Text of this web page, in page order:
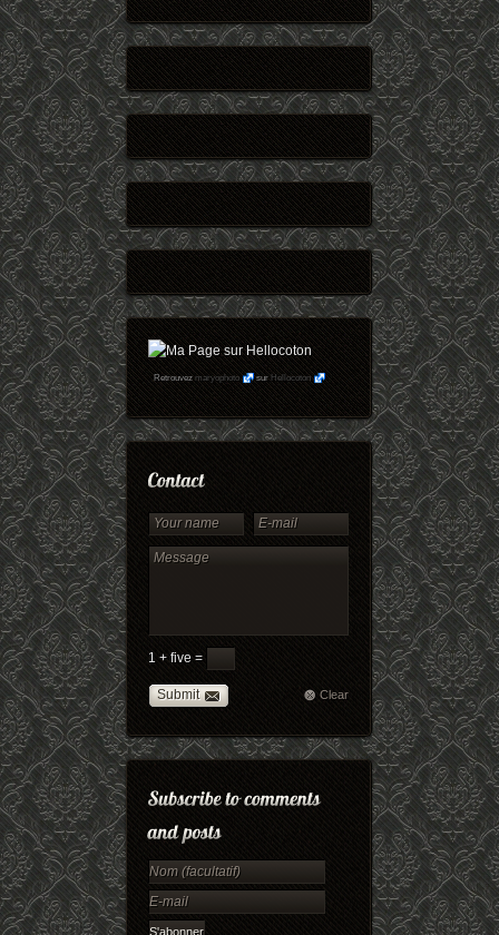
Retrouvezmaryophoto surHellocoton
1 + five =
Submit Clear